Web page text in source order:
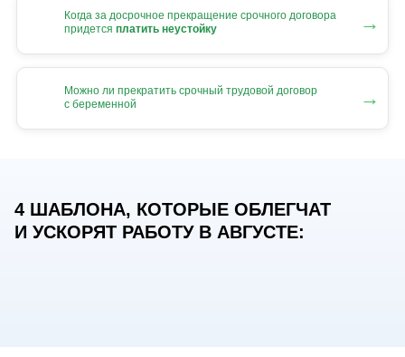
Когда за досрочное прекращение срочного договора
придется платить неустойку →
Можно ли прекратить срочный трудовой договор
с беременной
→
4 ШАБЛОНА, КОТОРЫЕ ОБЛЕГЧАТ
И УСКОРЯТ РАБОТУ В АВГУСТЕ: